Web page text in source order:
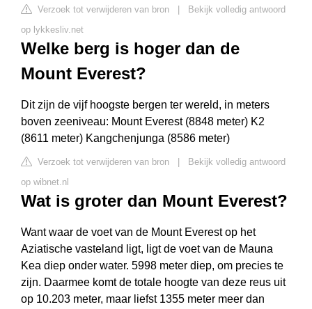
Verzoek tot verwijderen van bron
Bekijk volledig antwoord
op lykkesliv.net
Welke berg is hoger dan de
Mount Everest?
Dit zijn de vijf hoogste bergen ter wereld, in meters
boven zeeniveau: Mount Everest (8848 meter) K2
(8611 meter) Kangchenjunga (8586 meter)
Verzoek tot verwijderen van bron
Bekijk volledig antwoord
op wibnet.nl
Wat is groter dan Mount Everest?
Want waar de voet van de Mount Everest op het
Aziatische vasteland ligt, ligt de voet van de Mauna
Kea diep onder water. 5998 meter diep, om precies te
zijn. Daarmee komt de totale hoogte van deze reus uit
op 10.203 meter, maar liefst 1355 meter meer dan